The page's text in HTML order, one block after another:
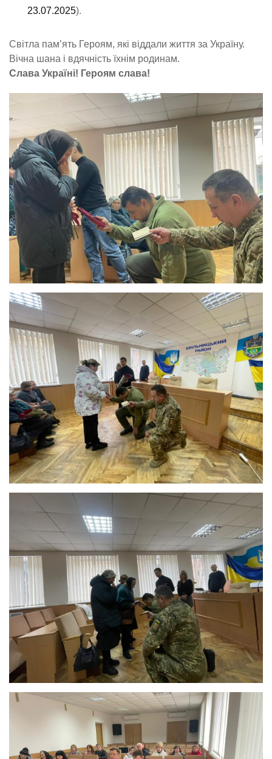
23.07.2025).
Світла пам’ять Героям, які віддали життя за Україну.
Вічна шана і вдячність їхнім родинам.
Слава Україні! Героям слава!